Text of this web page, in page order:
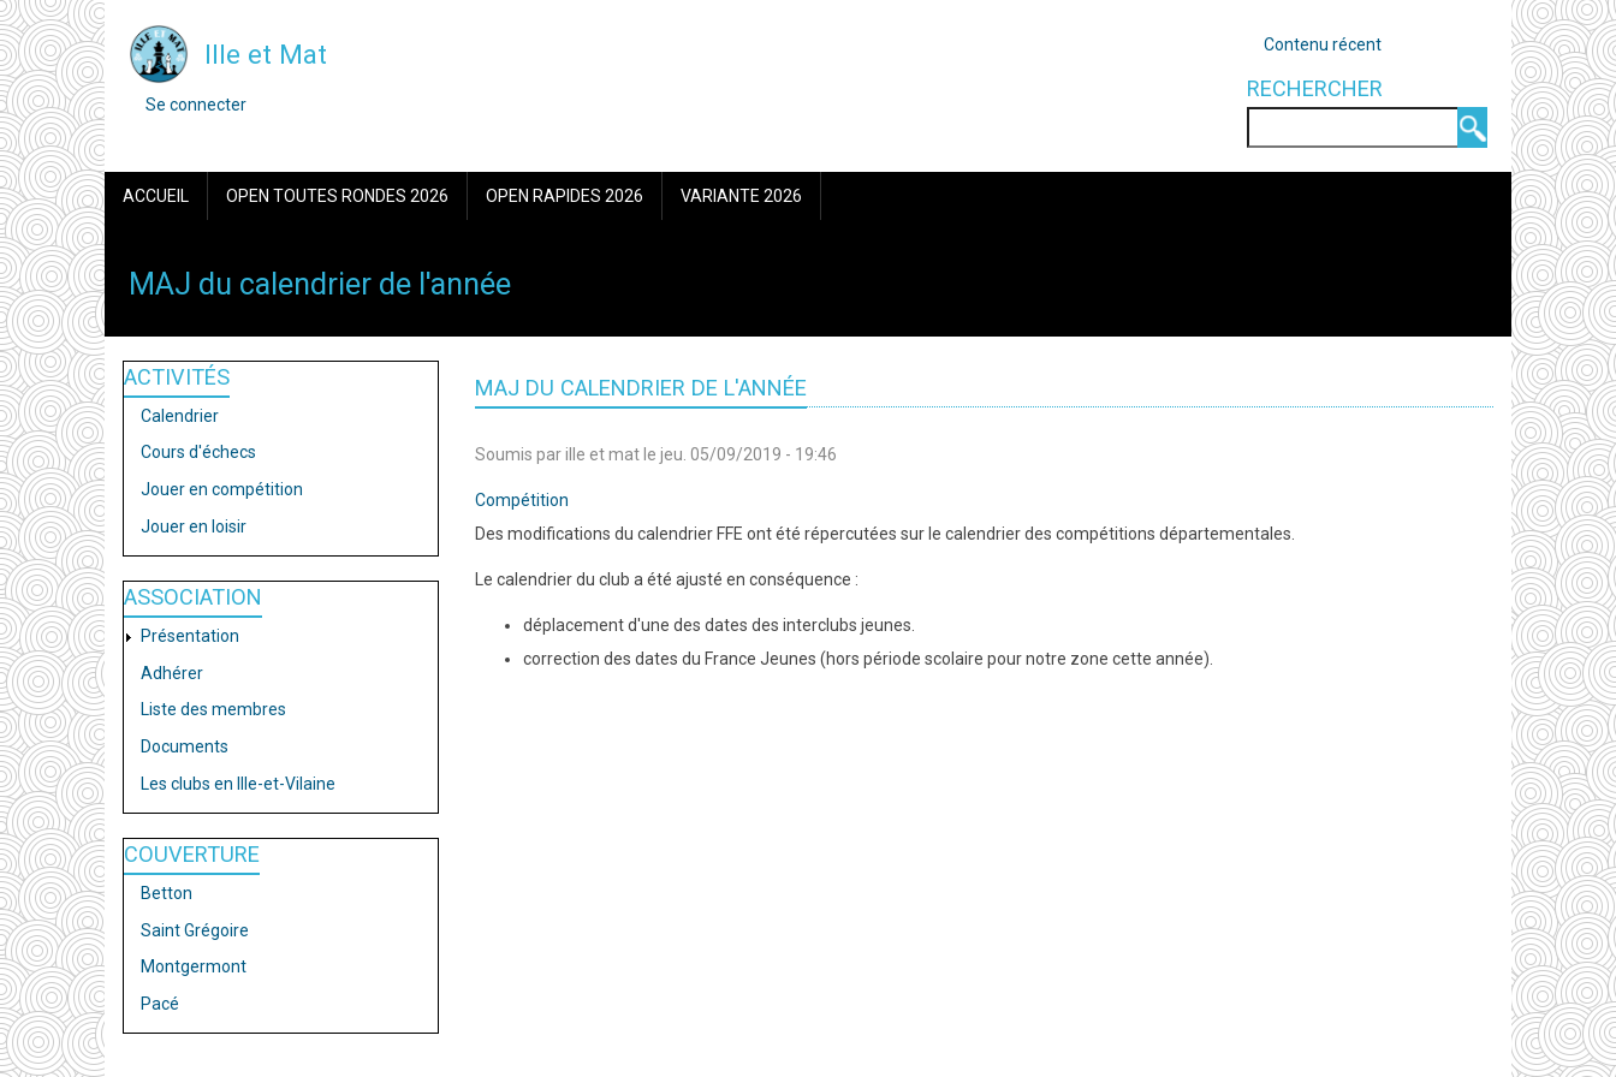
Aller
au
contenu
principal
Ille et Mat
MENU
DE
L'UTILISATEUR
Se connecter
OUTILS
Contenu récent
RECHERCHER
NAVIGATION
PRINCIPALE
ACCUEIL OPEN TOUTES RONDES 2026 OPEN RAPIDES 2026 VARIANTE 2026
MAJ du calendrier de l'année
ACTIVITÉS
Calendrier
Cours d'échecs
Jouer en compétition
Jouer en loisir
ASSOCIATION
Présentation
Adhérer
Liste des membres
Documents
Les clubs en Ille-et-Vilaine
COUVERTURE
Betton
Saint Grégoire
Montgermont
Pacé
MAJ DU CALENDRIER DE L'ANNÉE
Soumis parille et matle jeu. 05/09/2019 - 19:46
Compétition
Des modifications du calendrier FFE ont été répercutées sur le calendrier des compétitions départementales.
Le calendrier du club a été ajusté en conséquence :
déplacement d'une des dates des interclubs jeunes.
correction des dates du France Jeunes (hors période scolaire pour notre zone cette année).